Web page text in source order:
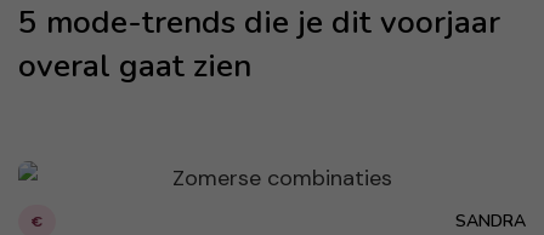
5 mode-trends die je dit voorjaar
overal gaat zien
€ SANDRA